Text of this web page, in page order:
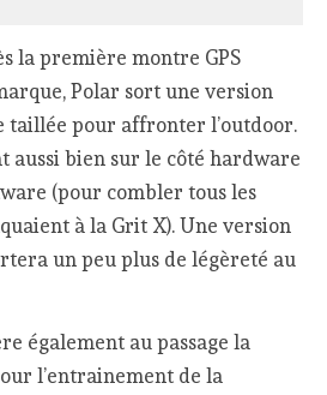
la première montre GPS
Polar sort une version
taillée pour affronter l’outdoor.
aussi bien sur le côté hardware
(pour combler tous les
à la Grit X). Une version
un peu plus de légèreté au
également au passage la
l’entrainement de la